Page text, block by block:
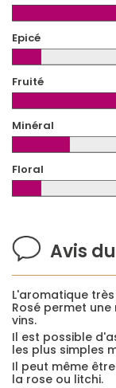
Epicé
Fruité
Minéral
Floral
Avis
L'aromatique
Rosé permet
vins.
Il est possible
les plus simples
Il peut même
la rose ou litchi.